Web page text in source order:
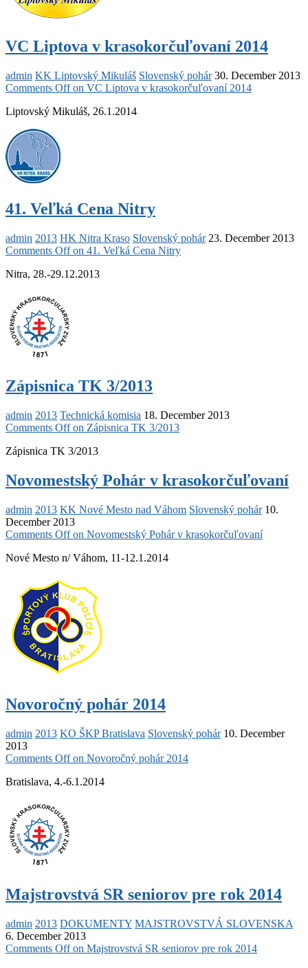
VC Liptova v krasokorčuľovaní 2014
admin KK Liptovský Mikuláš Slovenský pohár 30. December 2013
Comments Offon VC Liptova v krasokorčuľovaní 2014
Liptovský Mikuláš, 26.1.2014
41. Veľká Cena Nitry
admin 2013 HK Nitra Kraso Slovenský pohár 23. December 2013
Comments Offon 41. Veľká Cena Nitry
Nitra, 28.-29.12.2013
Zápisnica TK 3/2013
admin 2013 Technická komisia 18. December 2013
Comments Offon Zápisnica TK 3/2013
Zápisnica TK 3/2013
Novomestský Pohár v krasokorčuľovaní
admin 2013 KK Nové Mesto nad Váhom Slovenský pohár 10.
December 2013
Comments Offon Novomestský Pohár v krasokorčuľovaní
Nové Mesto n/ Váhom, 11-12.1.2014
Novoročný pohár 2014
admin 2013 KO ŠKP Bratislava Slovenský pohár 10. December
2013
Comments Offon Novoročný pohár 2014
Bratislava, 4.-6.1.2014
Majstrovstvá SR seniorov pre rok 2014
admin 2013 DOKUMENTY MAJSTROVSTVÁ SLOVENSKA
6. December 2013
Comments Offon Majstrovstvá SR seniorov pre rok 2014